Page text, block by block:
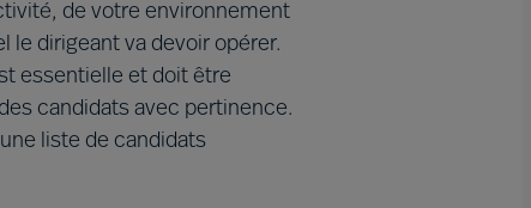
de votre environnement
le dirigeant va devoir opérer.
essentielle et doit être
candidats avec pertinence.
liste de candidats